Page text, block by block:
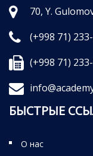
70, Y.
(+998 71)
(+998 71)
БЫСТРЫЕ
О нас